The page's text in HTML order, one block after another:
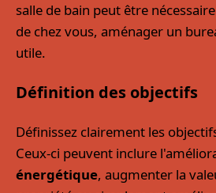
salle de bain peut être
de chez vous, aménager un
utile.
Définition des objectifs
Définissez clairement les
Ceux-ci peuvent inclure
énergétique, augmenter la